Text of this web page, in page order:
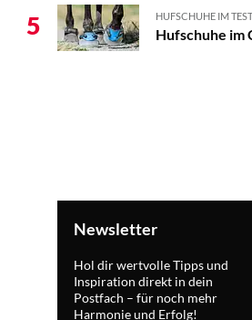
5 HUFSCHUHE IM
Hufschuhe im
Newsletter
Hol dir wertvolle Tipps und
Inspiration direkt in dein
Postfach – für noch mehr
Harmonie und Erfolg!